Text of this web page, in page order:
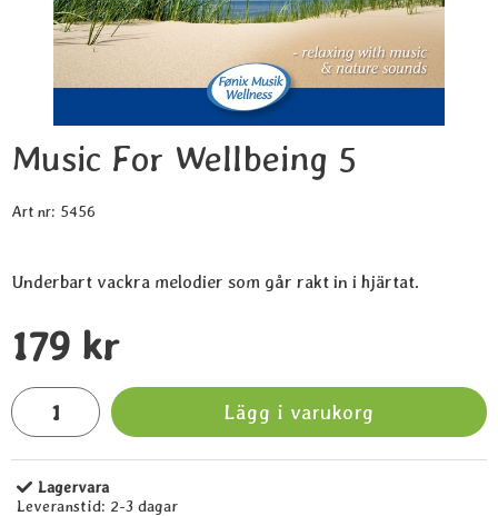
Music For Wellbeing 5
Art nr: 5456
Underbart vackra melodier som går rakt in i hjärtat.
pris
179 kr
antal
Lägg i varukorg
Tillgänglighet:
Lagervara
Leveranstid: 2-3 dagar